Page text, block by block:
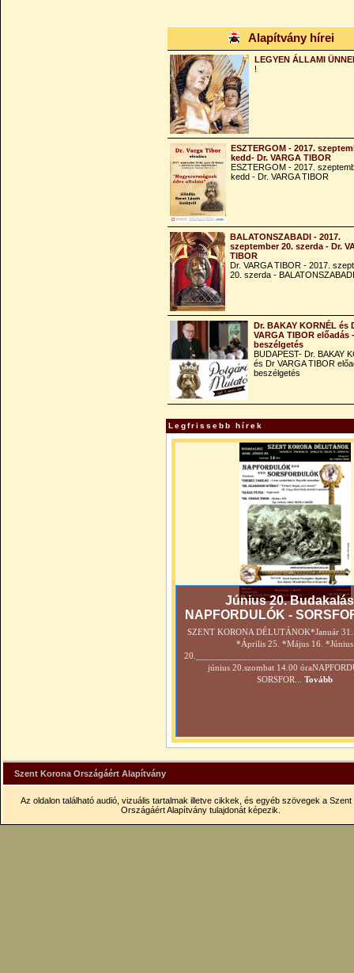
Alapítvány hírei
LEGYEN ÁLLAMI
!
ESZTERGOM - 2017.
kedd- Dr. VARGA TIBOR
ESZTERGOM - 2017.
kedd - Dr. VARGA TIBOR
BALATONSZABADI - 2017.
szeptember 20. szerda - Dr.
TIBOR
Dr. VARGA TIBOR - 2017.
20. szerda - BALATONSZABADI
Dr. BAKAY KORNÉL és
VARGA TIBOR előadás -
beszélgetés
BUDAPEST- Dr. BAKAY
és Dr VARGA TIBOR
beszélgetés
Legfrissebb hírek
Június 20.
NAPFORDULÓK -
SZENT KORONA DÉLUTÁNOK*Január
*Április 25. *Május 16. *Június
június 20.szombat 14.00
SORSFOR...
Tovább
Szent Korona Országáért Alapítvány
Az oldalon található audió, vizuális tartalmak illetve cikkek, és egyéb szövegek a Szent
Országáért Alapítvány tulajdonát képezik.